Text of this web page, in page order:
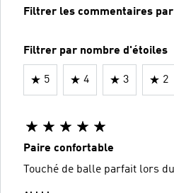
Filtrer les commentaires par
Filtrer par nombre d'étoiles
5 4 3 2
Paire confortable
Touché de balle parfait lors